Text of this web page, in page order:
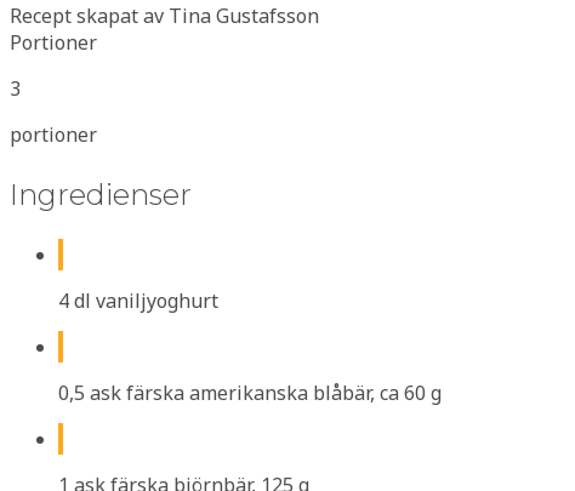
Recept skapat av Tina Gustafsson
Portioner
3
portioner
Ingredienser
4 dl vaniljyoghurt
0,5 ask färska amerikanska blåbär, ca 60 g
1 ask färska björnbär, 125 g